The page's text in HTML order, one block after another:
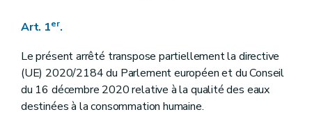
Art. 1er.
Le présent arrêté transpose partiellement la directive
(UE) 2020/2184 du Parlement européen et du Conseil
du 16 décembre 2020 relative à la qualité des eaux
destinées à la consommation humaine.